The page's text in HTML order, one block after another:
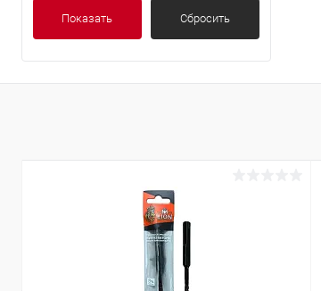
Показать Сбросить